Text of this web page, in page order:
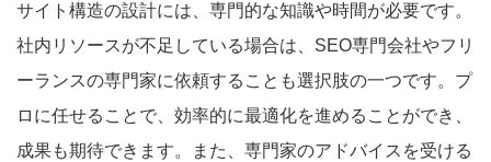
サイト構造の設計には、専門的な知識や時間が必要です。
社内リソースが不足している場合は、SEO専門会社やフリ
ーランスの専門家に依頼することも選択肢の一つです。プ
ロに任せることで、効率的に最適化を進めることができ、
成果も期待できます。また、専門家のアドバイスを受ける